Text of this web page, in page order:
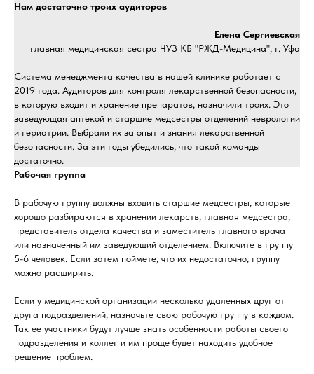
Нам достаточно троих аудиторов
Елена Сергиевская
главная медицинская сестра ЧУЗ КБ "РЖД-Медицина", г. Уфа
Система менеджмента качества в нашей клинике работает с
2019 года. Аудиторов для контроля лекарственной безопасности,
в которую входит и хранение препаратов, назначили троих. Это
заведующая аптекой и старшие медсестры отделений неврологии
и гериатрии. Выбрали их за опыт и знания лекарственной
безопасности. За эти годы убедились, что такой команды
достаточно.
Рабочая группа
В рабочую группу должны входить старшие медсестры, которые
хорошо разбираются в хранении лекарств, главная медсестра,
представитель отдела качества и заместитель главного врача
или назначенный им заведующий отделением. Включите в группу
5-6 человек. Если затем поймете, что их недостаточно, группу
можно расширить.
Если у медицинской организации несколько удаленных друг от
друга подразделений, назначьте свою рабочую группу в каждом.
Так ее участники будут лучше знать особенности работы своего
подразделения и коллег и им проще будет находить удобное
решение проблем.